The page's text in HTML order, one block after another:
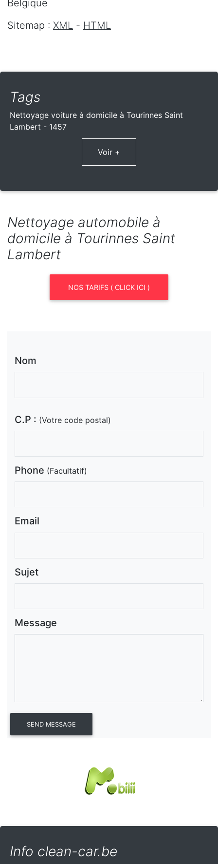
Belgique
Sitemap : XML - HTML
Tags
Nettoyage voiture à domicile à Tourinnes Saint
Lambert - 1457
Voir +
Nettoyage automobile à
domicile à Tourinnes Saint
Lambert
NOS TARIFS ( CLICK ICI )
Nom
C.P : (Votre code postal)
Phone (Facultatif)
Email
Sujet
Message
Info clean-car.be